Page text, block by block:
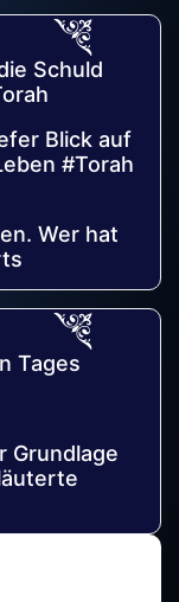
Schuld
Blick auf
#Torah
Wer hat
Tages
Grundlage